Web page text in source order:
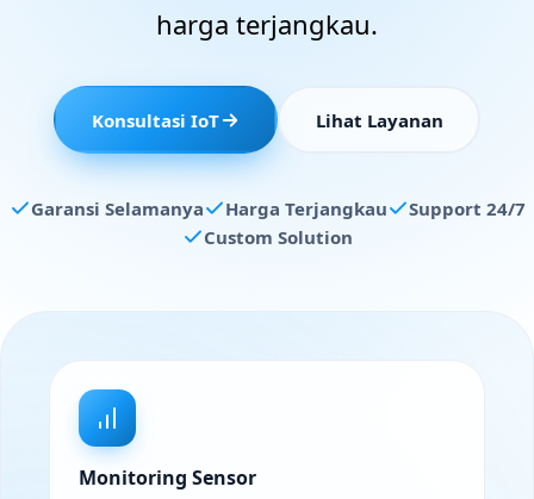
harga terjangkau.
Konsultasi IoT Lihat Layanan
Garansi Selamanya Harga Terjangkau
Support 24/7
Custom Solution
Monitoring Sensor